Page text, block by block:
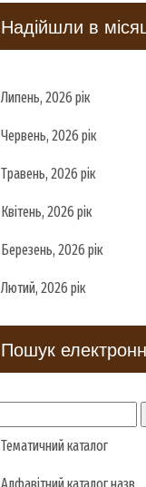
Надійшли в
Липень, 2026 рік
Червень, 2026 рік
Травень, 2026 рік
Квітень, 2026 рік
Березень, 2026 рік
Лютий, 2026 рік
Пошук
Тематичний каталог